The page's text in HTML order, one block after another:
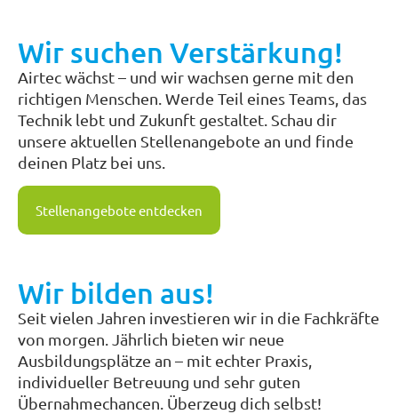
Wir suchen Verstärkung!
Airtec wächst – und wir wachsen gerne mit den
richtigen Menschen. Werde Teil eines Teams, das
Technik lebt und Zukunft gestaltet. Schau dir
unsere aktuellen Stellenangebote an und finde
deinen Platz bei uns.
Stellenangebote entdecken
Wir bilden aus!
Seit vielen Jahren investieren wir in die Fachkräfte
von morgen. Jährlich bieten wir neue
Ausbildungsplätze an – mit echter Praxis,
individueller Betreuung und sehr guten
Übernahmechancen. Überzeug dich selbst!